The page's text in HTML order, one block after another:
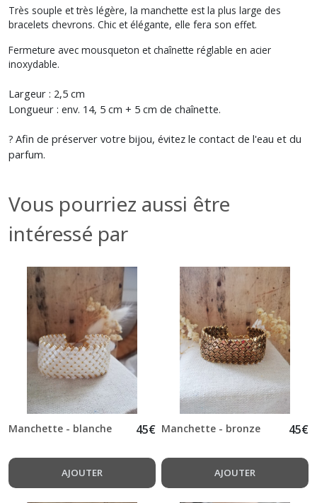
Très souple et très légère, la manchette est la plus large des
bracelets chevrons. Chic et élégante, elle fera son effet.
Fermeture avec mousqueton et chaînette réglable en acier
inoxydable.
Largeur : 2,5 cm
Longueur : env. 14, 5 cm + 5 cm de chaînette.
? Afin de préserver votre bijou, évitez le contact de l'eau et du
parfum.
Vous pourriez aussi être
intéressé par
Manchette - blanche 45€
AJOUTER
Manchette - bronze 45€
AJOUTER